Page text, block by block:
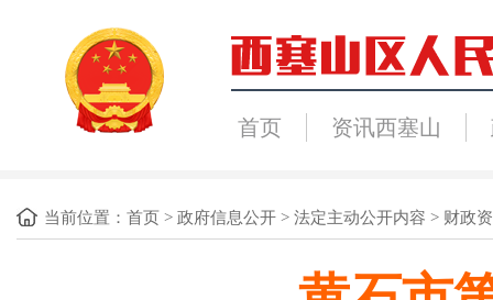
首页 资讯西塞山
当前位置： 首页 > 政府信息公开 > 法定主动公开内容 > 财政